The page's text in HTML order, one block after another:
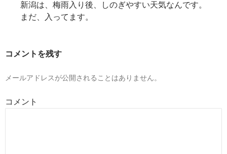
新潟は、梅雨入り後、しのぎやすい天気なんです。
まだ、入ってます。
コメントを残す
メールアドレスが公開されることはありません。
コメント